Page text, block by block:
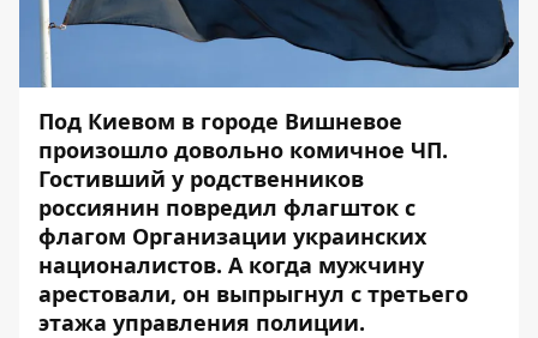
Под Киевом в городе Вишневое
произошло довольно комичное ЧП.
Гостивший у родственников
россиянин повредил флагшток с
флагом Организации украинских
националистов. А когда мужчину
арестовали, он выпрыгнул с третьего
этажа управления полиции.